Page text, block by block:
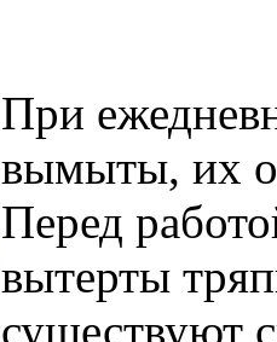
При
вымыты, их
Перед
вытерты
существуют